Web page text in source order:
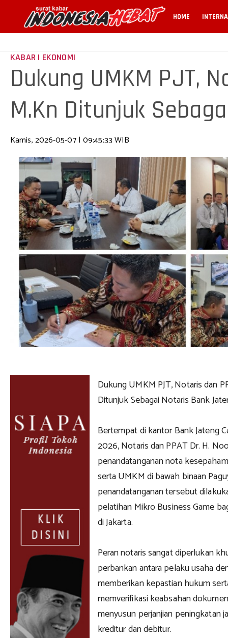
HOME
KABAR | EKONOMI
Dukung UMKM PJT,
M.Kn Ditunjuk
Kamis, 2026-05-07 | 09:45:33 WIB
Dukung UMKM PJT, Notaris dan
Ditunjuk Sebagai Notaris Bank
Bertempat di kantor Bank Jateng
2026, Notaris dan PPAT Dr. H.
penandatanganan nota
serta UMKM di bawah binaan
penandatanganan tersebut
pelatihan Mikro Business Game
di Jakarta.
Peran notaris sangat diperlukan
perbankan antara pelaku usaha
memberikan kepastian hukum
memverifikasi keabsahan
menyusun perjanjian peningkatan
kreditur dan debitur.